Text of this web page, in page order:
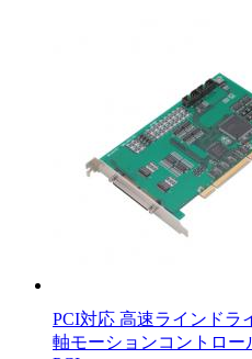
PCI対応 高速ラインドラ
軸モーションコントロー